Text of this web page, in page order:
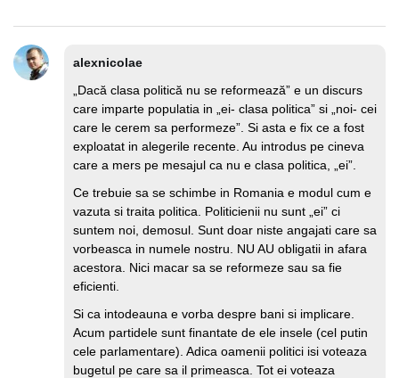
alexnicolae
„Dacă clasa politică nu se reformează” e un discurs
care imparte populatia in „ei- clasa politica” si „noi- cei
care le cerem sa performeze”. Si asta e fix ce a fost
exploatat in alegerile recente. Au introdus pe cineva
care a mers pe mesajul ca nu e clasa politica, „ei”.
Ce trebuie sa se schimbe in Romania e modul cum e
vazuta si traita politica. Politicienii nu sunt „ei” ci
suntem noi, demosul. Sunt doar niste angajati care sa
vorbeasca in numele nostru. NU AU obligatii in afara
acestora. Nici macar sa se reformeze sau sa fie
eficienti.
Si ca intodeauna e vorba despre bani si implicare.
Acum partidele sunt finantate de ele insele (cel putin
cele parlamentare). Adica oamenii politici isi voteaza
bugetul pe care sa il primeasca. Tot ei voteaza